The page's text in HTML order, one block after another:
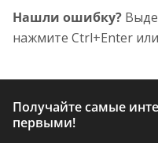
Нашли ошибку?
нажмите Ctrl+Enter или
Получайте самые
первыми!